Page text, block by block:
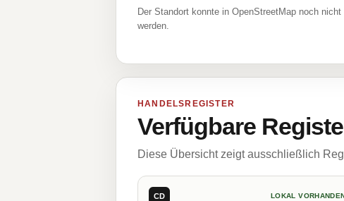
Der Standort konnte in OpenStreetMap noch
werden.
HANDELSREGISTER
Verfügbare
Diese Übersicht zeigt ausschließlich
CD LOKAL